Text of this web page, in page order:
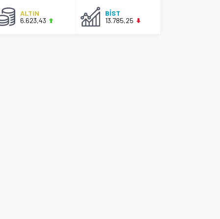
ALTIN
6.623,43
BİST
13.785,25